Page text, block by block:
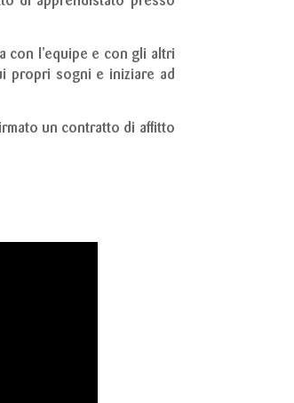
con l’equipe e con gli altri
propri sogni e iniziare ad
un contratto di affitto